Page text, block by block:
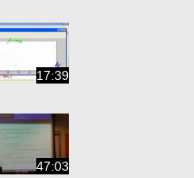
17:39
47:03